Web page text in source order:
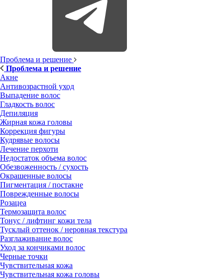
Проблема и решение
Проблема и решение
Акне
Антивозрастной уход
Выпадение волос
Гладкость волос
Депиляция
Жирная кожа головы
Коррекция фигуры
Кудрявые волосы
Лечение перхоти
Недостаток объема волос
Обезвоженность / сухость
Окрашенные волосы
Пигментация / постакне
Поврежденные волосы
Розацеа
Термозащита волос
Тонус / лифтинг кожи тела
Тусклый оттенок / неровная текстура
Разглаживание волос
Уход за кончиками волос
Черные точки
Чувствительная кожа
Чувствительная кожа головы